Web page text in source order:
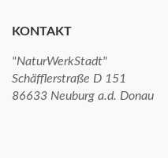
KONTAKT
"NaturWerkStadt"
Schäfflerstraße D 151
86633 Neuburg a.d. Donau